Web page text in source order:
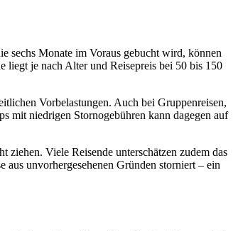
sechs Monate im Voraus gebucht wird, können
liegt je nach Alter und Reisepreis bei 50 bis 150
Vorbelastungen. Auch bei Gruppenreisen,
mit niedrigen Stornogebühren kann dagegen auf
ziehen. Viele Reisende unterschätzen zudem das
unvorhergesehenen Gründen storniert – ein